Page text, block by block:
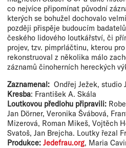
co nejvíce připomínat původní
kterých se bohužel dochovalo
později přispěje budoucím
českého lidového loutkářství, či
projev, tzv. pimprláčtinu, kterou
rekonstruoval z několika málo
záznamů činoherních hereckých
Zaznamenal: Ondřej Ježek, studio
Kresba: František A. Skála
Loutkovou předlohu připravili:
Jan Dörner, Veronika Švábová,
Mizerová, Roman Mikeš, Vojtěch
Svatoš, Jan Brejcha. Loutky řezal
Produkce: Jedefrau.org, Maria